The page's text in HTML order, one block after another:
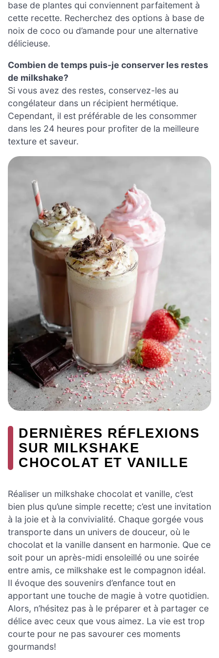
base de plantes qui conviennent parfaitement à
cette recette. Recherchez des options à base de
noix de coco ou d’amande pour une alternative
délicieuse.
Combien de temps puis-je conserver les restes
de milkshake?
Si vous avez des restes, conservez-les au
congélateur dans un récipient hermétique.
Cependant, il est préférable de les consommer
dans les 24 heures pour profiter de la meilleure
texture et saveur.
DERNIÈRES RÉFLEXIONS
SUR MILKSHAKE
CHOCOLAT ET VANILLE
Réaliser un milkshake chocolat et vanille, c’est
bien plus qu’une simple recette; c’est une invitation
à la joie et à la convivialité. Chaque gorgée vous
transporte dans un univers de douceur, où le
chocolat et la vanille dansent en harmonie. Que ce
soit pour un après-midi ensoleillé ou une soirée
entre amis, ce milkshake est le compagnon idéal.
Il évoque des souvenirs d’enfance tout en
apportant une touche de magie à votre quotidien.
Alors, n’hésitez pas à le préparer et à partager ce
délice avec ceux que vous aimez. La vie est trop
courte pour ne pas savourer ces moments
gourmands!